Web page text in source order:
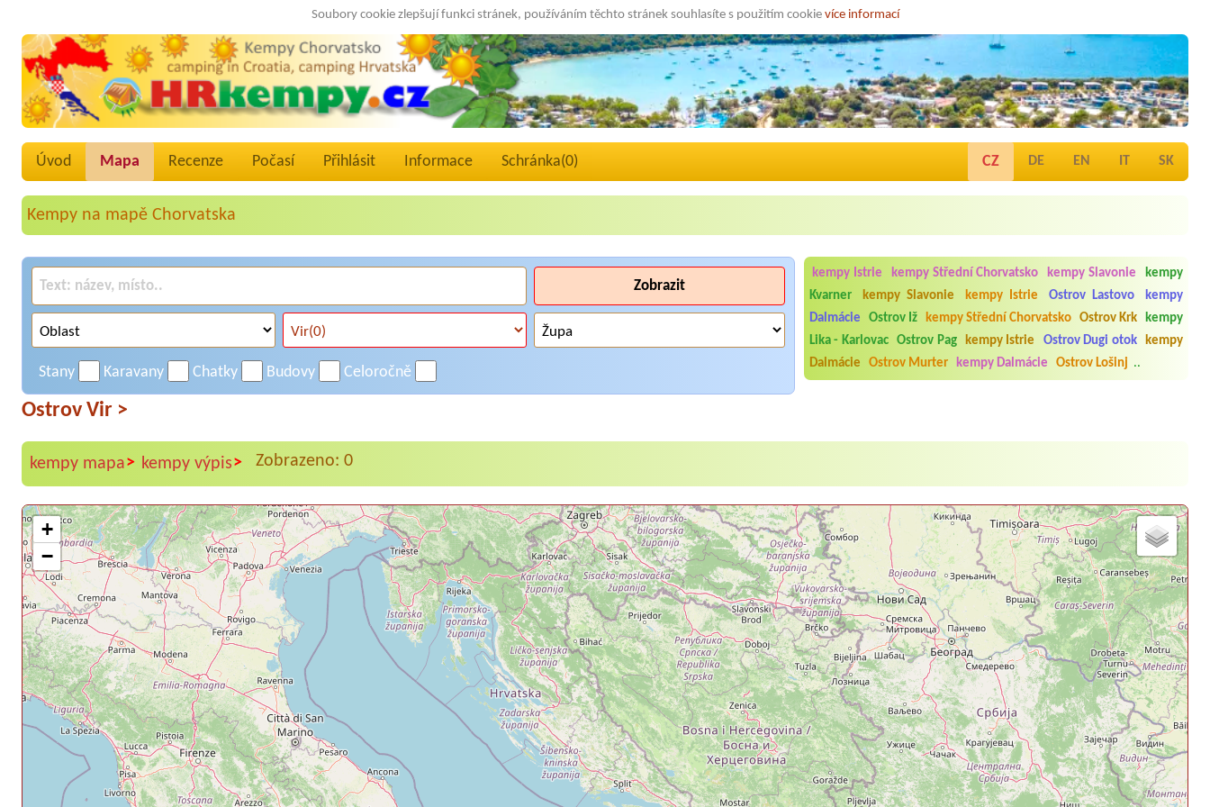
Soubory cookie zlepšují funkci stránek, používáním těchto stránek souhlasíte s použitím cookie více informací
Úvod Mapa Recenze Počasí Přihlásit Informace Schránka(0) CZ DE EN IT SK
Kempy na mapě Chorvatska
Zobrazit
Stany Karavany Chatky Budovy Celoročně
kempy Istrie kempy Střední Chorvatsko kempy Slavonie
kempy
Kvarner
kempy Slavonie kempy Istrie Ostrov Lastovo
kempy
Dalmácie
Ostrov Iž kempy Střední Chorvatsko Ostrov Krk
kempy
Lika - Karlovac
Ostrov Pag kempy Istrie Ostrov Dugi otok
kempy
Dalmácie
Ostrov Murter kempy Dalmácie Ostrov Lošinj ..
Ostrov Vir >
kempy mapa> kempy výpis> Zobrazeno: 0
+
−